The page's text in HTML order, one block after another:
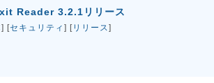
Reader 3.2.1リリース
] [セキュリティ ] [リリース]